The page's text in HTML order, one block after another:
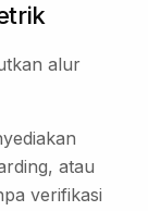
alur
atau
verifikasi